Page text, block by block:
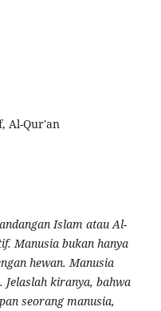
Al-Qur'an
Islam atau Al-
Manusia bukan hanya
hewan. Manusia
Jelaslah kiranya, bahwa
seorang manusia,